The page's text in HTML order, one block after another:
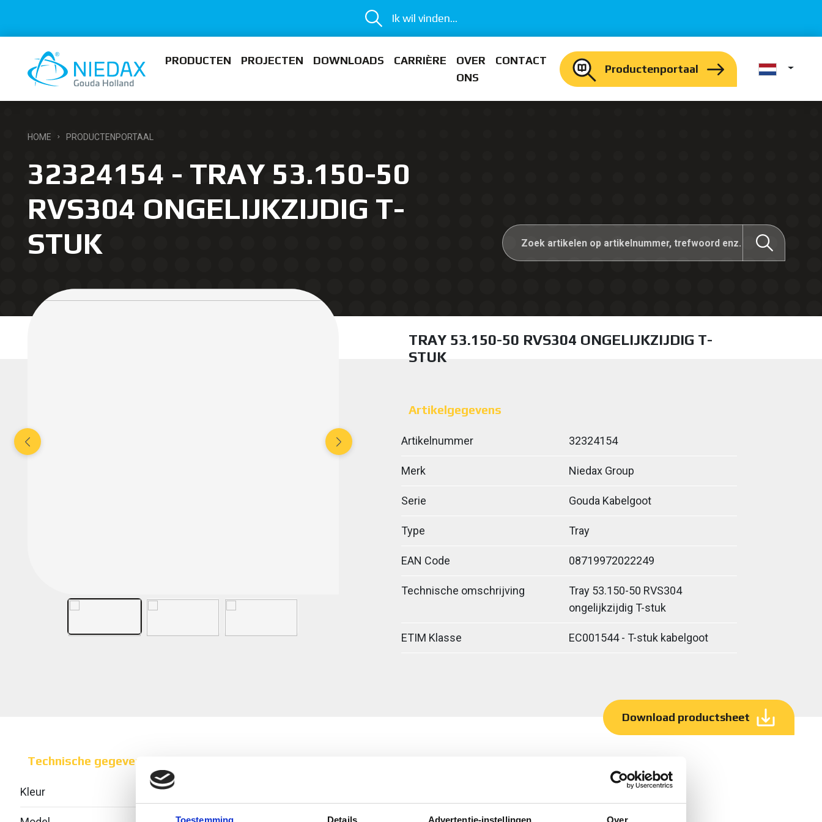
Ik wil vinden...
PRODUCTEN PROJECTEN DOWNLOADS CARRIÈRE
OVER
ONS
CONTACT
Productenportaal
HOME PRODUCTENPORTAAL
32324154 - TRAY 53.150-50
RVS304 ONGELIJKZIJDIG T-
STUK
TRAY 53.150-50 RVS304 ONGELIJKZIJDIG T-
STUK
Artikelgegevens
Artikelnummer 32324154
Merk Niedax Group
Serie Gouda Kabelgoot
Type Tray
EAN Code 08719972022249
Technische omschrijving
Tray 53.150-50 RVS304
ongelijkzijdig T-stuk
ETIM Klasse EC001544 - T-stuk kabelgoot
Download productsheet
Technische gegevens
Kleur